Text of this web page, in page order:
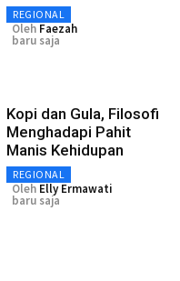
REGIONAL
Oleh Faezah
baru saja
Kopi dan Gula, Filosofi
Menghadapi Pahit
Manis Kehidupan
REGIONAL
Oleh Elly Ermawati
baru saja